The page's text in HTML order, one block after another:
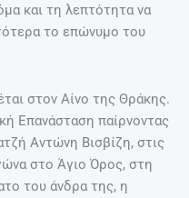
και τη λεπτότητα να
το επώνυμο του
στον Αίνο της Θράκης.
Επανάσταση παίρνοντας
Αντώνη Βισβίζη, στις
στο Άγιο Όρος, στη
του άνδρα της, η